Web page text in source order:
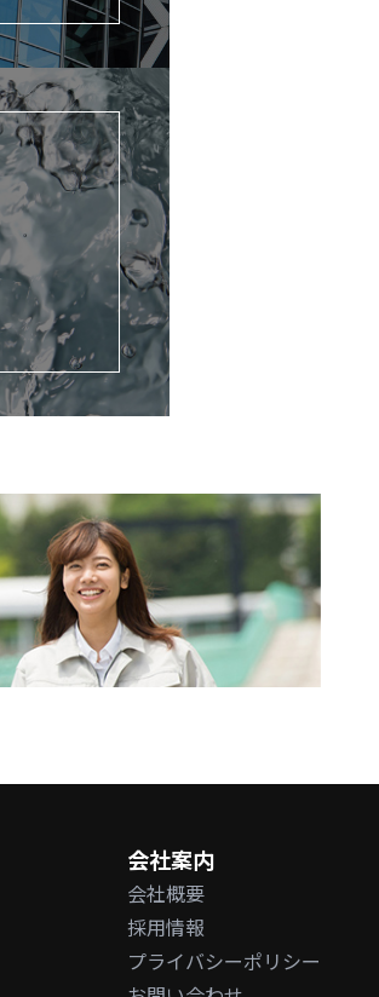
会社案内
会社概要
採用情報
プライバシーポリシー